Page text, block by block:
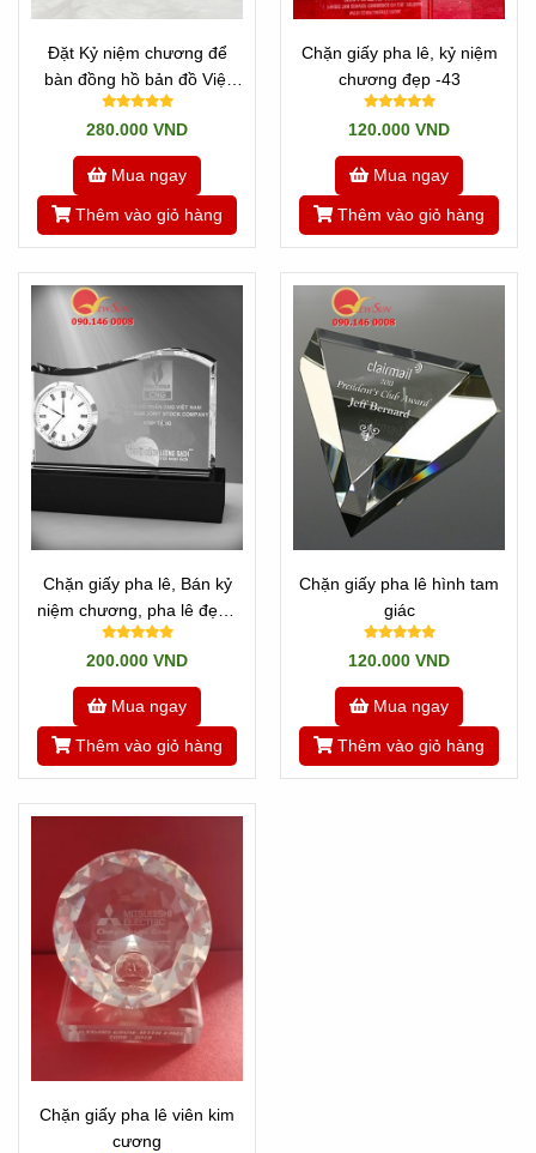
Đặt Kỷ niệm chương để
bàn đồng hồ bản đồ Việt
Nam
280.000 VND
Mua ngay
Thêm vào giỏ hàng
Chặn giấy pha lê, kỷ niệm
chương đẹp -43
120.000 VND
Mua ngay
Thêm vào giỏ hàng
Chặn giấy pha lê, Bán kỷ
niệm chương, pha lê đẹp -
7
200.000 VND
Mua ngay
Thêm vào giỏ hàng
Chặn giấy pha lê hình tam
giác
120.000 VND
Mua ngay
Thêm vào giỏ hàng
Chặn giấy pha lê viên kim
cương